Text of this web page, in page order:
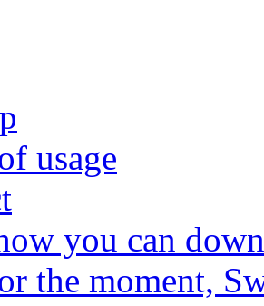
usage
you can
the moment,